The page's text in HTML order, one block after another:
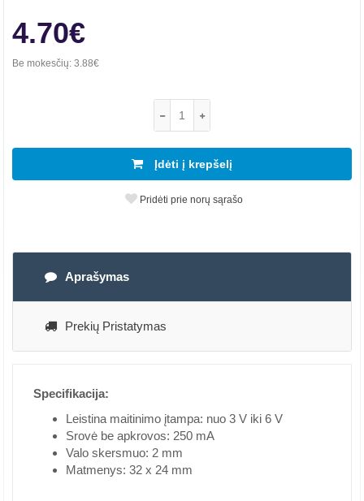
4.70€
Be mokesčių: 3.88€
Įdėti į krepšelį
Pridėti prie norų sąrašo
Aprašymas
Prekių Pristatymas
Specifikacija:
Leistina maitinimo įtampa: nuo 3 V iki 6 V
Srovė be apkrovos: 250 mA
Valo skersmuo: 2 mm
Matmenys: 32 x 24 mm